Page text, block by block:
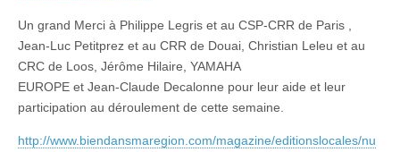
Un grand Merci à Philippe Legris et au CSP-CRR de Paris ,
Jean-Luc Petitprez et au CRR de Douai, Christian Leleu et au
CRC de Loos, Jérôme Hilaire, YAMAHA
EUROPE et Jean-Claude Decalonne pour leur aide et leur
participation au déroulement de cette semaine.
http://www.biendansmaregion.com/magazine/editionslocales/nu